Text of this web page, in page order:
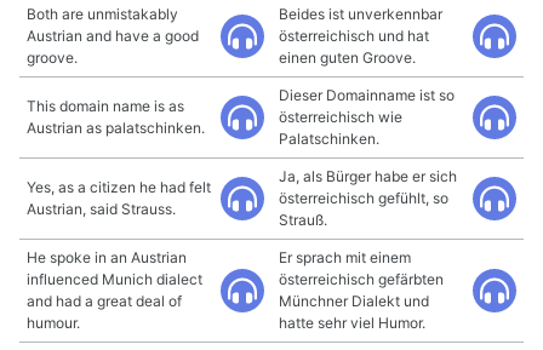
Both are unmistakably
Austrian and have a good
groove.
Beides ist unverkennbar
österreichisch und hat
einen guten Groove.
This domain name is as
Austrian as palatschinken.
Dieser Domainname ist so
österreichisch wie
Palatschinken.
Yes, as a citizen he had felt
Austrian, said Strauss.
Ja, als Bürger habe er sich
österreichisch gefühlt, so
Strauß.
He spoke in an Austrian
influenced Munich dialect
and had a great deal of
humour.
Er sprach mit einem
österreichisch gefärbten
Münchner Dialekt und
hatte sehr viel Humor.